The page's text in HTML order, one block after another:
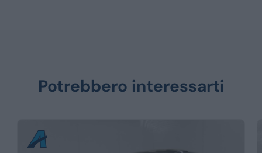
Potrebbero interessarti